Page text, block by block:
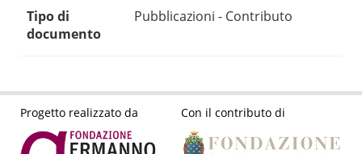
Tipo di
documento
Pubblicazioni - Contributo
Progetto realizzato da Con il contributo di